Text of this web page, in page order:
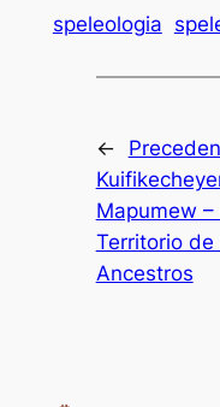
speleologia
←
Mapumew –
Territorio de
Ancestros